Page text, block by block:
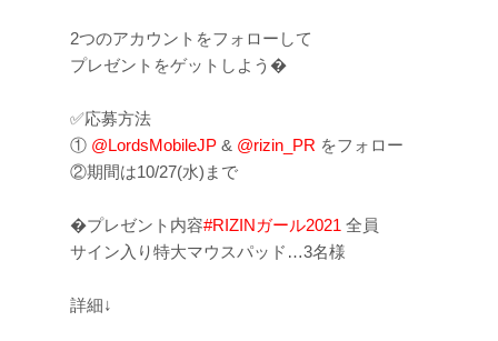
2つのアカウントをフォローして
プレゼントをゲットしよう�
✅応募方法
① @LordsMobileJP& @rizin_PR をフォロー
②期間は10/27(水)まで
�プレゼント内容#RIZINガール2021全員
サイン入り特大マウスパッド…3名様
詳細↓